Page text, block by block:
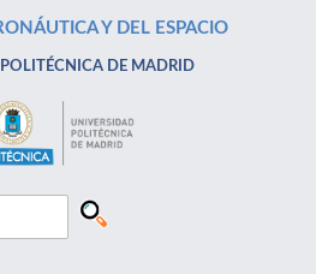
Y DEL ESPACIO
DE MADRID